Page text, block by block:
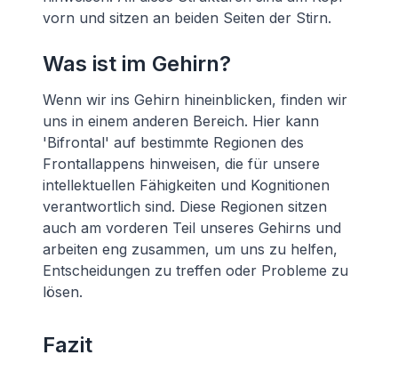
vorn und sitzen an beiden Seiten der Stirn.
Was ist im Gehirn?
Wenn wir ins Gehirn hineinblicken, finden wir
uns in einem anderen Bereich. Hier kann
'Bifrontal' auf bestimmte Regionen des
Frontallappens hinweisen, die für unsere
intellektuellen Fähigkeiten und Kognitionen
verantwortlich sind. Diese Regionen sitzen
auch am vorderen Teil unseres Gehirns und
arbeiten eng zusammen, um uns zu helfen,
Entscheidungen zu treffen oder Probleme zu
lösen.
Fazit